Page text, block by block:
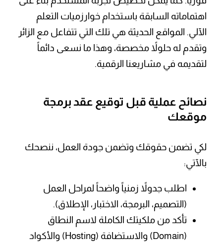
اهتماماته السابقة باستخدام خوارزميات التعلم
الآلي. المواقع الحديثة هي تلك التي تتفاعل مع الزائر
وتقدم له حلولاً مخصصة، وهذا ما نسعى دائماً
لتقديمه في مشاريعنا الرقمية.
نصائح عملية قبل توقيع عقد برمجة
موقعك
لكي تضمن حقوقك وتضمن جودة العمل، ننصحك
بالآتي:
اطلب جدولاً زمنياً واضحاً لمراحل العمل
(التصميم، البرمجة، الاختبار، الإطلاق).
تأكد من ملكيتك الكاملة لاسم النطاق
(Domain) والاستضافة (Hosting) والأكواد